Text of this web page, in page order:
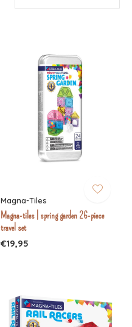
Magna-Tiles
Magna-tiles | spring garden 26-piece
travel set
€19,95